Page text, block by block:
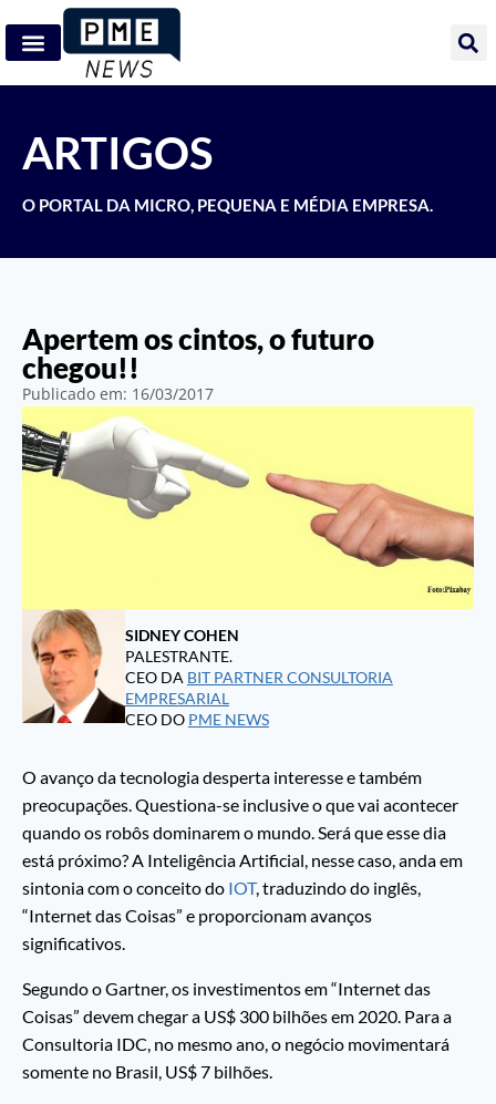
ARTIGOS
O PORTAL DA MICRO, PEQUENA E MÉDIA EMPRESA.
Apertem os cintos, o futuro
chegou!!
Publicado em: 16/03/2017
SIDNEY COHEN
PALESTRANTE.
CEO DA BIT PARTNER CONSULTORIA
EMPRESARIAL
CEO DO PME NEWS
O avanço da tecnologia desperta interesse e também
preocupações. Questiona-se inclusive o que vai acontecer
quando os robôs dominarem o mundo. Será que esse dia
está próximo? A Inteligência Artificial, nesse caso, anda em
sintonia com o conceito do IOT, traduzindo do inglês,
“Internet das Coisas” e proporcionam avanços
significativos.
Segundo o Gartner, os investimentos em “Internet das
Coisas” devem chegar a US$ 300 bilhões em 2020. Para a
Consultoria IDC, no mesmo ano, o negócio movimentará
somente no Brasil, US$ 7 bilhões.